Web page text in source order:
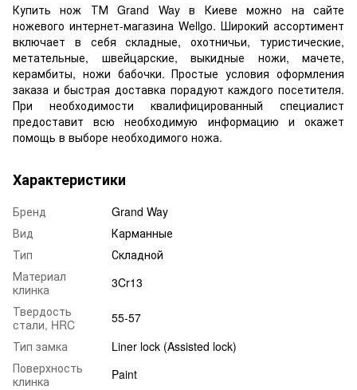
Купить нож ТМ Grand Way в Киеве можно на сайте
ножевого интернет-магазина Wellgo. Широкий ассортимент
включает в себя складные, охотничьи, туристические,
метательные, швейцарские, выкидные ножи, мачете,
керамбиты, ножи бабочки. Простые условия оформления
заказа и быстрая доставка порадуют каждого посетителя.
При необходимости квалифицированный специалист
предоставит всю необходимую информацию и окажет
помощь в выборе необходимого ножа.
Характеристики
Бренд
Grand Way
Вид
Карманные
Тип
Складной
Материал
клинка
3Cr13
Твердость
стали, HRC
55-57
Тип замка
Liner lock (Assisted lock)
Поверхность
клинка
Paint